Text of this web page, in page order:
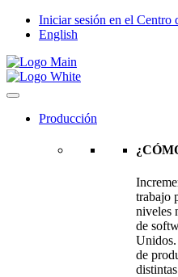
Iniciar sesión en el Centro
English
Producción
trabajo
niveles
de
de